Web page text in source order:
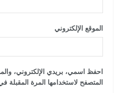
الموقع الإلكتروني
احفظ اسمي، بريدي الإلكتروني،
المتصفح لاستخدامها المرة المقبلة